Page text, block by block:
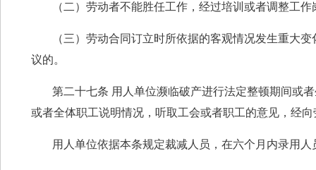
（二）劳动者不能胜任工作，经过培训或者调整工
（三）劳动合同订立时所依据的客观情况发生重大
议的。
第二十七条 用人单位濒临破产进行法定整顿期间或
或者全体职工说明情况，听取工会或者职工的意见，经
用人单位依据本条规定裁减人员，在六个月内录用